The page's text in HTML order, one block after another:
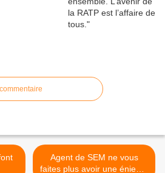
Agent de SEM ne vous
faites plus avoir une énieme